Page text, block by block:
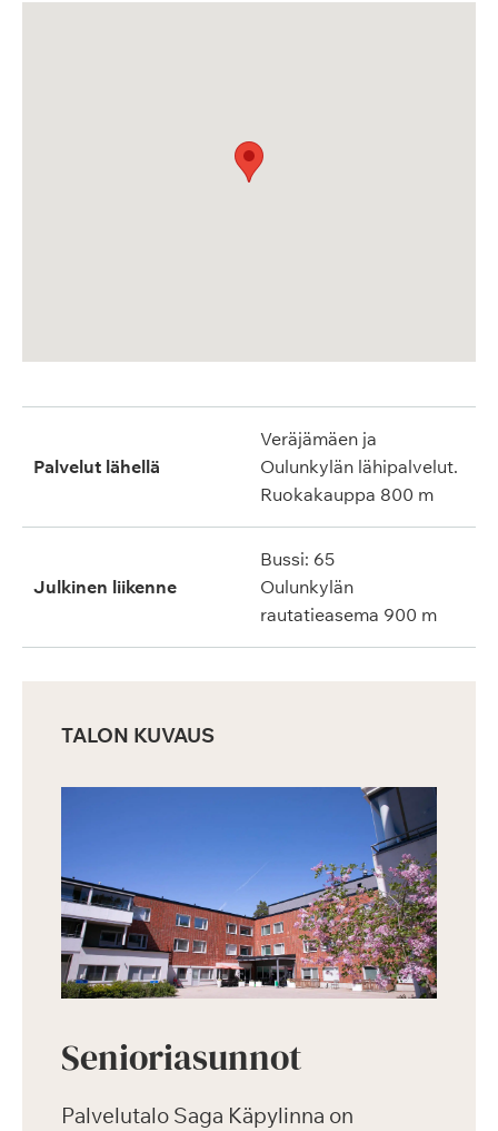
Palvelut lähellä
Veräjämäen ja
Oulunkylän lähipalvelut.
Ruokakauppa 800 m
Julkinen liikenne
Bussi: 65
Oulunkylän
rautatieasema 900 m
TALON KUVAUS
Senioriasunnot
Palvelutalo Saga Käpylinna on